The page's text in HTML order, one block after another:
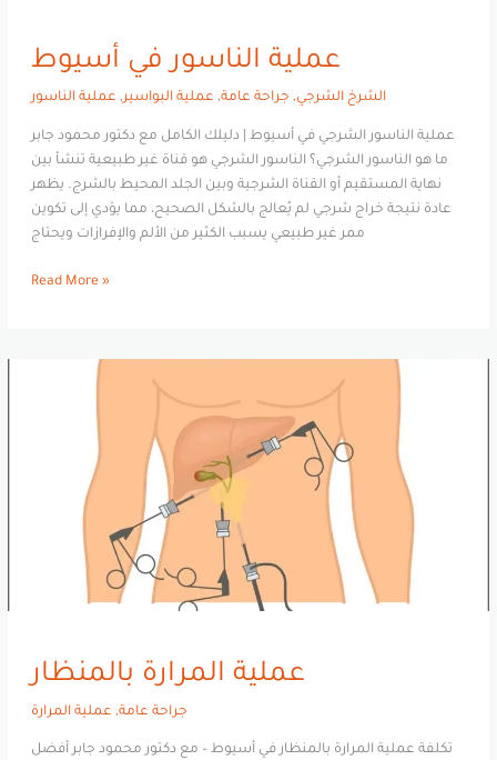
عملية الناسور في أسيوط
الشرخ الشرجي, جراحة عامة, عملية البواسير, عملية الناسور
عملية الناسور الشرجي في أسيوط | دليلك الكامل مع دكتور محمود جابر
ما هو الناسور الشرجي؟ الناسور الشرجي هو قناة غير طبيعية تنشأ بين
نهاية المستقيم أو القناة الشرجية وبين الجلد المحيط بالشرج. يظهر
عادة نتيجة خراج شرجي لم يُعالج بالشكل الصحيح، مما يؤدي إلى تكوين
ممر غير طبيعي يسبب الكثير من الألم والإفرازات ويحتاج
Read More »
عملية المرارة بالمنظار
جراحة عامة, عملية المرارة
تكلفة عملية المرارة بالمنظار في أسيوط – مع دكتور محمود جابر أفضل